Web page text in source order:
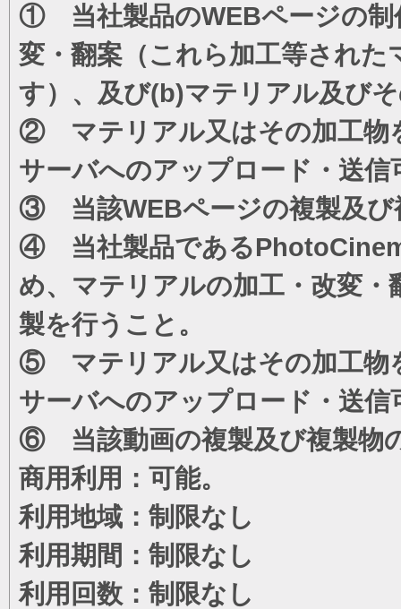
① 当社製品のWEBページの制
変・翻案（これら加工等され
す）、及び(b)マテリアル及び
② マテリアル又はその加工物
サーバへのアップロード・送信
③ 当該WEBページの複製及び
④ 当社製品である
め、マテリアルの加工・改変
製を行うこと。
⑤ マテリアル又はその加工物
サーバへのアップロード・送信
⑥ 当該動画の複製及び複製物
商用利用：可能。
利用地域：制限なし
利用期間：制限なし
利用回数：制限なし